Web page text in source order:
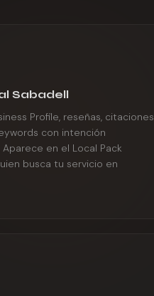
Sabadell
Profile, reseñas, citaciones
con intención
Aparece en el Local Pack
busca tu servicio en